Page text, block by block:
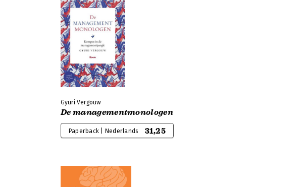
Gyuri Vergouw
De managementmonologen
Paperback | Nederlands 31,25